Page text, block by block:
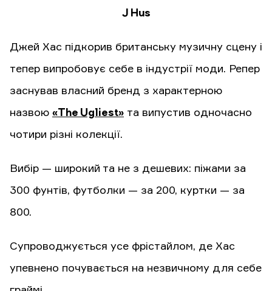
J Hus
Джей Хас підкорив британську музичну сцену і
тепер випробовує себе в індустрії моди. Репер
заснував власний бренд з характерною
назвою «The Ugliest» та випустив одночасно
чотири різні колекції.
Вибір — широкий та не з дешевих: піжами за
300 фунтів, футболки — за 200, куртки — за
800.
Супроводжується усе фрістайлом, де Хас
упевнено почувається на незвичному для себе